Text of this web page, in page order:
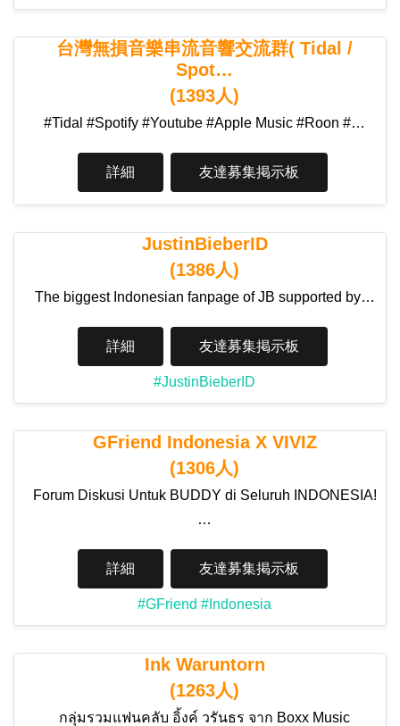
台灣無損音樂串流音響交流群( Tidal /
Spot…
(1393人)
#Tidal #Spotify #Youtube #Apple Music #Roon #…
詳細 友達募集掲示板
JustinBieberID
(1386人)
The biggest Indonesian fanpage of JB supported by…
詳細 友達募集掲示板
#JustinBieberID
GFriend Indonesia X VIVIZ
(1306人)
Forum Diskusi Untuk BUDDY di Seluruh INDONESIA!
…
詳細 友達募集掲示板
#GFriend #Indonesia
Ink Waruntorn
(1263人)
กลุ่มรวมแฟนคลับ อิ้งค์ วรันธร จาก Boxx Music